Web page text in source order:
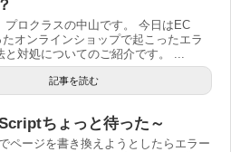
プロクラスの中山です。 今日はEC
オンラインショップで起こったエラ
と対処についてのご紹介です。 ...
記事を読む
ちょっと待った～
ページを書き換えようとしたらエラー